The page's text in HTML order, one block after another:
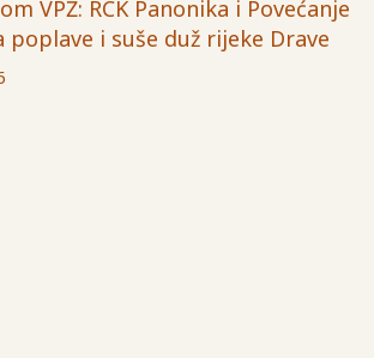
VPŽ: RCK Panonika i Povećanje
i suše duž rijeke Drave